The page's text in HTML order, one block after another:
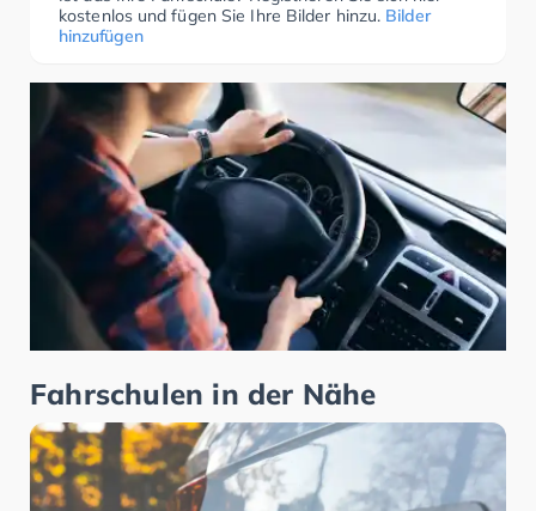
kostenlos und fügen Sie Ihre Bilder hinzu. Bilder
hinzufügen
Fahrschulen in der Nähe